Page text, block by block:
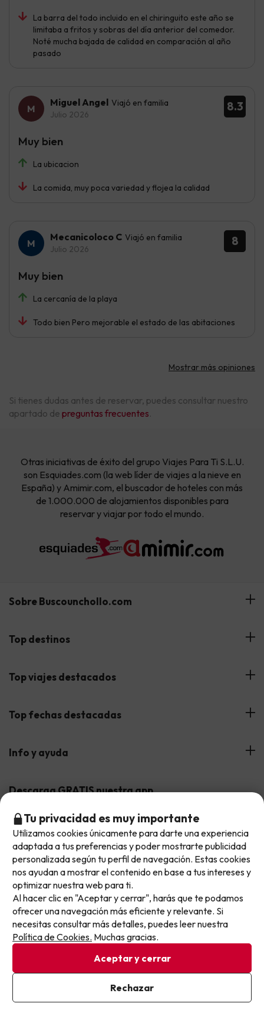
La barra del todo incluido en el chiringuito este año se
limitaba a fritos y sobras del día anterior del comedor.
Noté mucha bajada de calidad en comparación al año
pasado
8.3
Miguel Angel Viajó en familia
Julio 2026
La ubicacion
La comida, muy poca variedad y flojea la calidad
Muy bien
8
Mecanicoloco C Viajó en familia
Julio 2026
La cercanía de la playa
Todo bien Pero mejorable el estado de las abitaciones
Muy bien
Mostrar más opiniones
Si tienes dudas antes de reservar, puedes consultar nuestro
apartado de preguntas frecuentes.
No llegas tarde: llegas al siguiente.
Este chollo ya ha caducado, pero cada día lanzamos
nuevas oportunidades para viajar mejor y pagar
menos.
Apúntate y que el próximo no se te escape.
Pon tu mejor e-mail
Ya estoy suscrito
Al suscribirte, confirmas haber leído y estar de acuerdo con la
Otras iniciativas de éxito del grupo Viajes Para Ti S.L.U.
son Esquiades.com (la web líder de viajes a la nieve en
España) y Amimir.com, el buscador de hoteles con más
de 1.000.000 de alojamientos disponibles para
reservar y viajar por todo el mundo.
Sobre Buscounchollo.com
¿Quiénes somos?
Buscounchollo en los medios
Proveedores
Top destinos
Hoteles Andalucía
Hoteles Cataluña
Hoteles Galicia
Hoteles en Islas
Hoteles Salou
Top viajes destacados
Viajes con Niños
Viajes de Novios
Chollos en la playa
Chollos con Vuelo Incluido
Hoteles con toboganes
Selección de la Newsletter
Los favoritos de nuestros clientes
Top fechas destacadas
Verano
Vacaciones en Agosto
Vacaciones en Septiembre
Vacaciones en Octubre
Vacaciones en Noviembre
Info y ayuda
Contáctanos
Descarga GRATIS nuestra app
Métodos de pago disponibles
Condiciones generales
Tu privacidad es muy importante
Utilizamos cookies únicamente para darte una experiencia
adaptada a tus preferencias y poder mostrarte publicidad
personalizada según tu perfil de navegación. Estas cookies
nos ayudan a mostrar el contenido en base a tus intereses y
optimizar nuestra web para ti.
Al hacer clic en "Aceptar y cerrar", harás que te podamos
ofrecer una navegación más eficiente y relevante. Si
necesitas consultar más detalles, puedes leer nuestra
Política de Cookies. Muchas gracias.
Aceptar y cerrar
Rechazar